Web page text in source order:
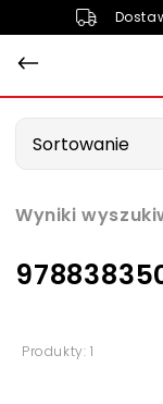
Wyniki
Sortowanie
Produkty: 1